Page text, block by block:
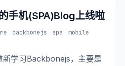
手机(SPA)Blog上线啦
backbonejs spa
mobile
新学习Backbonejs，主要是